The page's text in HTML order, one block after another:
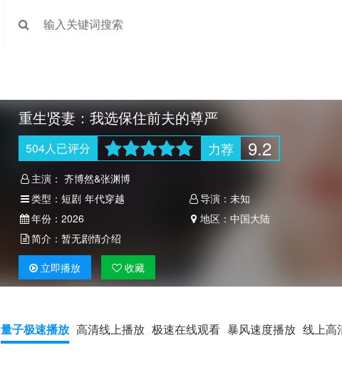
重生贤妻：我选保住前夫的尊严
504人已评分 力荐 9.2
主演： 齐博然&张渊博
类型： 短剧 年代穿越 导演：未知
年份： 2026 地区：中国大陆
简介： 暂无剧情介绍
立即播放 收藏
量子极速播放 高清线上播放 极速在线观看 暴风速度播放 线上高